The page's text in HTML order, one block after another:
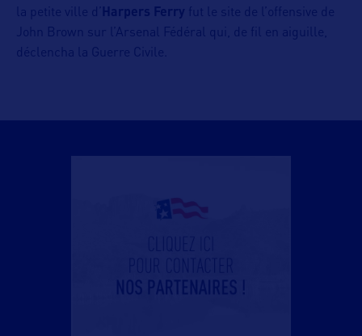
la petite ville d’
Harpers Ferry
fut le site de l’offensive de
John Brown sur l’Arsenal Fédéral qui, de fil en aiguille,
déclencha la Guerre Civile.